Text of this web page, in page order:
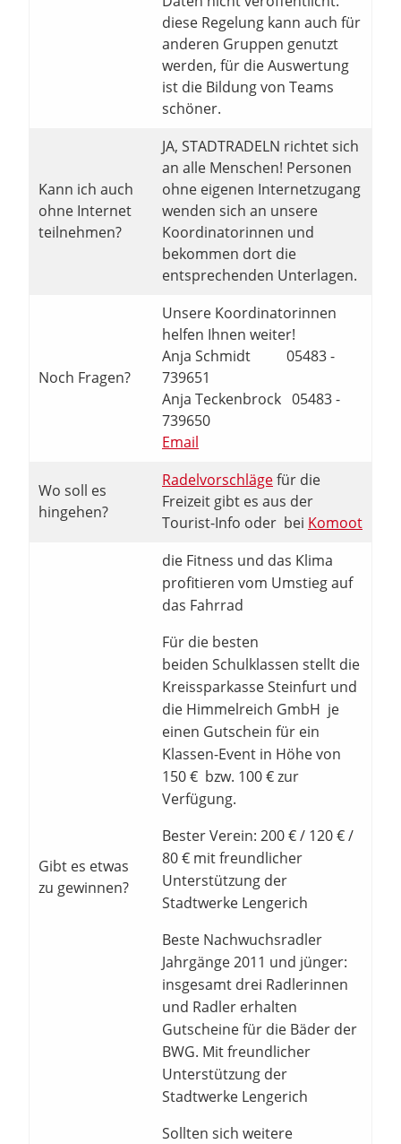
diese Regelung kann auch für
anderen Gruppen genutzt
werden, für die Auswertung
ist die Bildung von Teams
schöner.
Kann ich auch
ohne Internet
teilnehmen?
JA, STADTRADELN richtet sich
an alle Menschen! Personen
ohne eigenen Internetzugang
wenden sich an unsere
Koordinatorinnen und
bekommen dort die
entsprechenden Unterlagen.
Noch Fragen?
Unsere Koordinatorinnen
helfen Ihnen weiter!
Anja Schmidt 05483 -
739651
Anja Teckenbrock 05483 -
739650
Email
Wo soll es
hingehen?
Radelvorschlägefür die
Freizeit gibt es aus der
Tourist-Info oder bei Komoot
Gibt es etwas
zu gewinnen?
die Fitness und das Klima
profitieren vom Umstieg auf
das Fahrrad
Für die besten
beiden Schulklassen stellt die
Kreissparkasse Steinfurt und
die Himmelreich GmbH je
einen Gutschein für ein
Klassen-Event in Höhe von
150 € bzw. 100 € zur
Verfügung.
Bester Verein: 200 € / 120 € /
80 € mit freundlicher
Unterstützung der
Stadtwerke Lengerich
Beste Nachwuchsradler
Jahrgänge 2011 und jünger:
insgesamt drei Radlerinnen
und Radler erhalten
Gutscheine für die Bäder der
BWG. Mit freundlicher
Unterstützung der
Stadtwerke Lengerich
Sollten sich weitere